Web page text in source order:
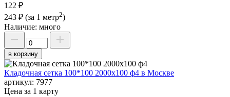
122 ₽
243 ₽ (за 1 метр2)
Наличие: много
в корзину
Кладочная сетка 100*100 2000х100 ф4 в Москве
артикул: 7977
Цена за 1 карту